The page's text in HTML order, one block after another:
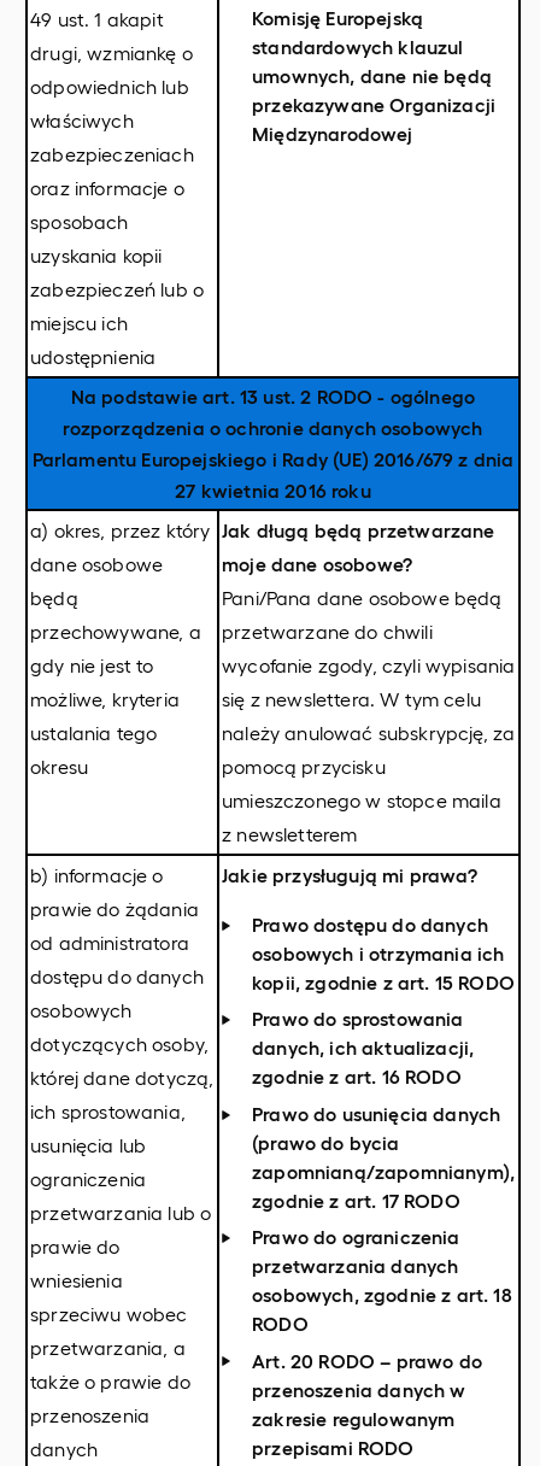
Komisję Europejską
standardowych klauzul
umownych, dane nie będą
przekazywane Organizacji
Międzynarodowej
49 ust. 1 akapit
drugi, wzmiankę o
odpowiednich lub
właściwych
zabezpieczeniach
oraz informacje o
sposobach
uzyskania kopii
zabezpieczeń lub o
miejscu ich
udostępnienia
Na podstawie art. 13 ust. 2 RODO - ogólnego
rozporządzenia o ochronie danych osobowych
Parlamentu Europejskiego i Rady (UE) 2016/679 z dnia
27 kwietnia 2016 roku
a) okres, przez który
dane osobowe
będą
przechowywane, a
gdy nie jest to
możliwe, kryteria
ustalania tego
okresu
Jak długą będą przetwarzane
moje dane osobowe?
Pani/Pana dane osobowe będą
przetwarzane do chwili
wycofanie zgody, czyli wypisania
się z newslettera. W tym celu
należy anulować subskrypcję, za
pomocą przycisku
umieszczonego w stopce maila
z newsletterem
b) informacje o
prawie do żądania
od administratora
dostępu do danych
osobowych
dotyczących osoby,
której dane dotyczą,
ich sprostowania,
usunięcia lub
ograniczenia
przetwarzania lub o
prawie do
wniesienia
sprzeciwu wobec
przetwarzania, a
także o prawie do
przenoszenia
danych
Jakie przysługują mi prawa?
Prawo dostępu do danych
osobowych i otrzymania ich
kopii, zgodnie z art. 15 RODO
Prawo do sprostowania
danych, ich aktualizacji,
zgodnie z art. 16 RODO
Prawo do usunięcia danych
(prawo do bycia
zapomnianą/zapomnianym),
zgodnie z art. 17 RODO
Prawo do ograniczenia
przetwarzania danych
osobowych, zgodnie z art. 18
RODO
Art. 20 RODO – prawo do
przenoszenia danych w
zakresie regulowanym
przepisami RODO